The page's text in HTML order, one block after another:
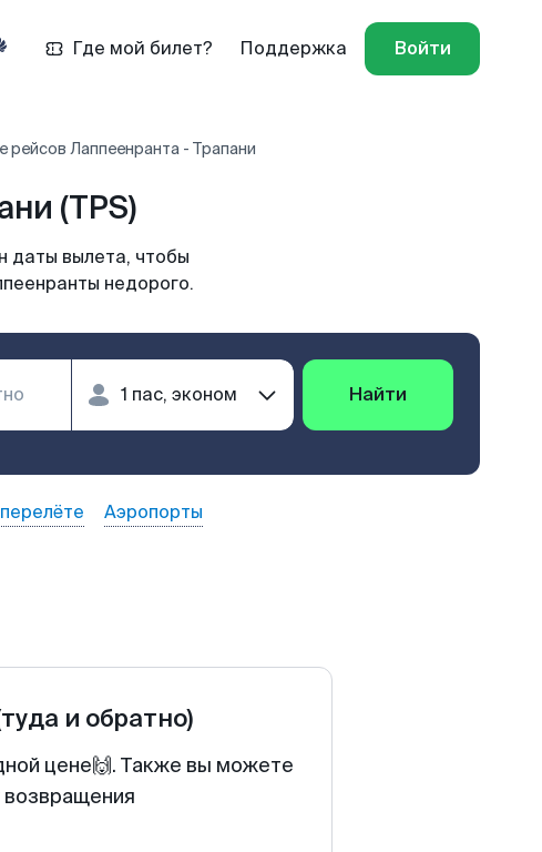
Где мой билет? Поддержка Войти
рейсов Лаппеенранта - Трапани
(TPS)
даты вылета, чтобы
недорого.
Найти
Аэропорты
и обратно)
цене🙌. Также вы можете
возвращения